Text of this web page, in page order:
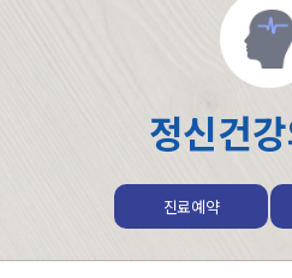
정신건
진료예약